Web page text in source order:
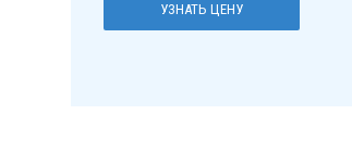
УЗНАТЬ ЦЕНУ